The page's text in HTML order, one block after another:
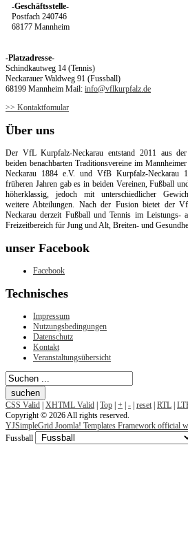
-Geschäftsstelle-
Postfach 240746
68177 Mannheim
-Platzadresse-
Schindkautweg 14 (Tennis)
Neckarauer Waldweg 91 (Fussball)
68199 Mannheim Mail: info@vflkurpfalz.de
>> Kontaktfomular
Über uns
Der VfL Kurpfalz-Neckarau entstand 2011 aus
beiden benachbarten Traditionsvereine im
Neckarau 1884 e.V. und VfB Kurpfalz-Neckarau
früheren Jahren gab es in beiden Vereinen, Fußball
höherklassig, jedoch mit unterschiedlicher
weitere Abteilungen. Nach der Fusion bietet der
Neckarau derzeit Fußball und Tennis im Leistungs-
Freizeitbereich für Jung und Alt, Breiten- und
unser Facebook
Facebook
Technisches
Impressum
Nutzungsbedingungen
Datenschutz
Kontakt
Veranstaltungsübersicht
CSS Valid | XHTML Valid | Top | + | - | reset | RTL |
Copyright © 2026 All rights reserved.
YJSimpleGrid Joomla! Templates Framework official
Fussball